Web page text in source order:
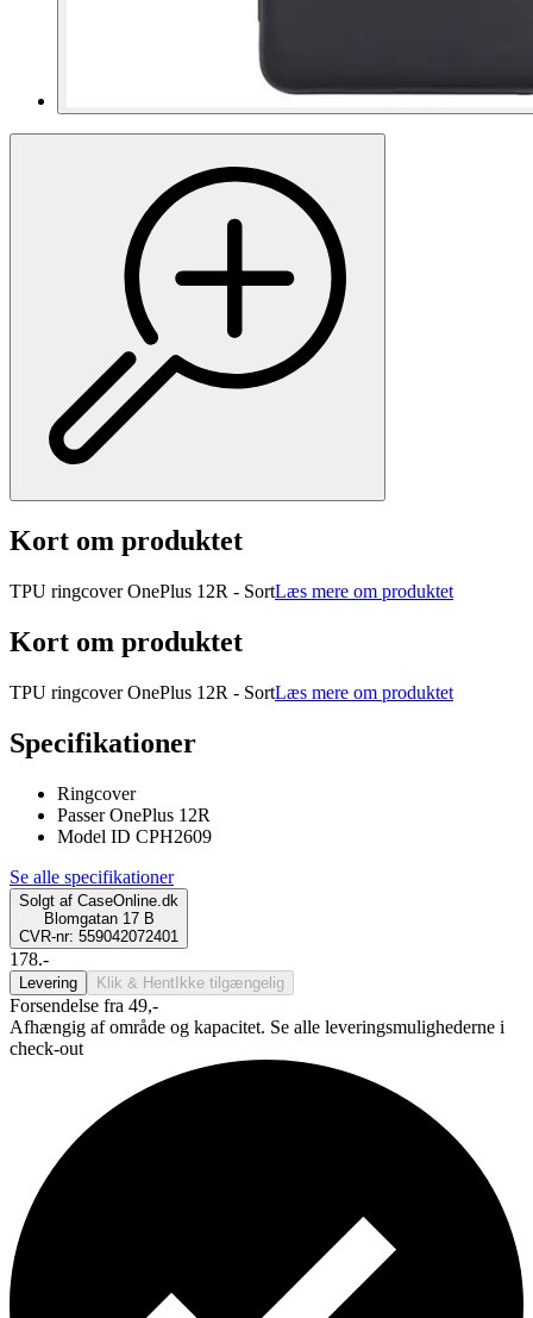
Kort om produktet
TPU ringcover OnePlus 12R - SortLæs mere om produktet
Kort om produktet
TPU ringcover OnePlus 12R - SortLæs mere om produktet
Specifikationer
Ringcover
Passer OnePlus 12R
Model ID CPH2609
Se alle specifikationer
Solgt af CaseOnline.dk
Blomgatan 17 B
CVR-nr: 559042072401
178.-
Levering Klik & Hent Ikke tilgængelig
Forsendelse fra 49,-
Afhængig af område og kapacitet. Se alle leveringsmulighederne i
check-out